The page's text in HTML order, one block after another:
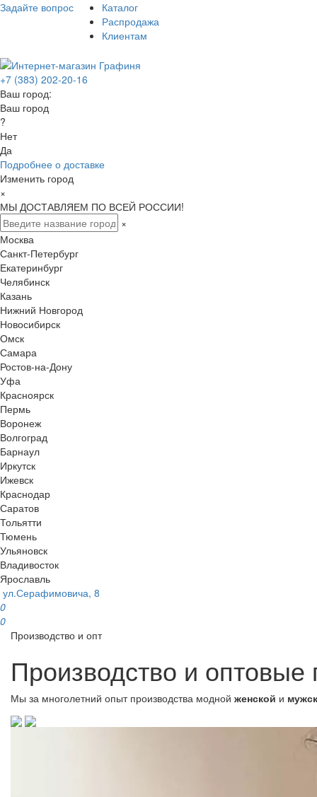
Задайте вопрос
Каталог
Распродажа
Клиентам
+7 (383) 202-20-16
Ваш город:
Ваш город
?
Нет
Да
Подробнее о доставке
Изменить город
×
МЫ ДОСТАВЛЯЕМ ПО ВСЕЙ РОССИИ!
×
Москва
Санкт-Петербург
Екатеринбург
Челябинск
Казань
Нижний Новгород
Новосибирск
Омск
Самара
Ростов-на-Дону
Уфа
Красноярск
Пермь
Воронеж
Волгоград
Барнаул
Иркутск
Ижевск
Краснодар
Саратов
Тольятти
Тюмень
Ульяновск
Владивосток
Ярославль
ул.Серафимовича, 8
0
0
Производство и опт
Производство и
Мы за многолетний опыт производства модной женской и